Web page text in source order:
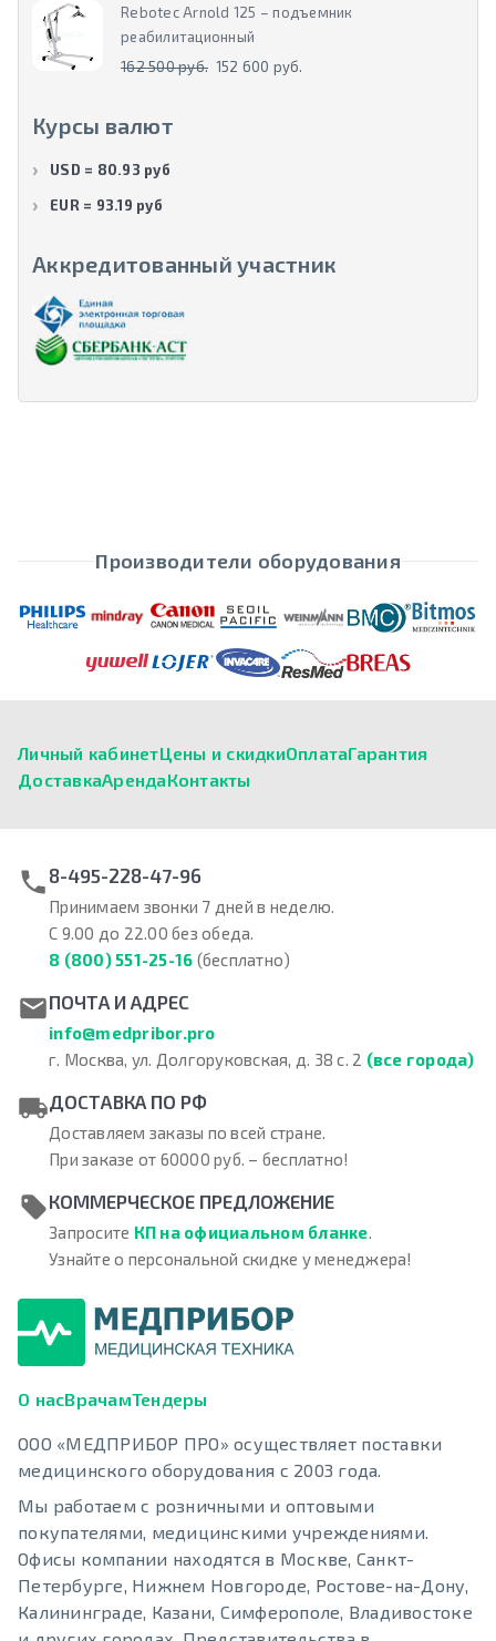
Rebotec Arnold 125 – подъемник
реабилитационный
162 500 руб. 152 600 руб.
Курсы валют
USD = 80.93 руб
EUR = 93.19 руб
Аккредитованный участник
Производители оборудования
Личный кабинетЦены и скидкиОплатаГарантия
ДоставкаАрендаКонтакты
8-495-228-47-96
Принимаем звонки 7 дней в неделю.
С 9.00 до 22.00 без обеда.
8 (800) 551-25-16 (бесплатно)
ПОЧТА И АДРЕС
info@medpribor.pro
г. Москва, ул. Долгоруковская, д. 38 с. 2 (все города)
ДОСТАВКА ПО РФ
Доставляем заказы по всей стране.
При заказе от 60000 руб. – бесплатно!
КОММЕРЧЕСКОЕ ПРЕДЛОЖЕНИЕ
Запросите КП на официальном бланке.
Узнайте о персональной скидке у менеджера!
О насВрачамТендеры
ООО «МЕДПРИБОР ПРО» осуществляет поставки
медицинского оборудования с 2003 года.
Мы работаем с розничными и оптовыми
покупателями, медицинскими учреждениями.
Офисы компании находятся в Москве, Санкт-
Петербурге, Нижнем Новгороде, Ростове-на-Дону,
Калининграде, Казани, Симферополе, Владивостоке